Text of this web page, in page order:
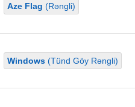
Aze Flag (Rəngli)
Windows(Tünd Göy Rəngli)